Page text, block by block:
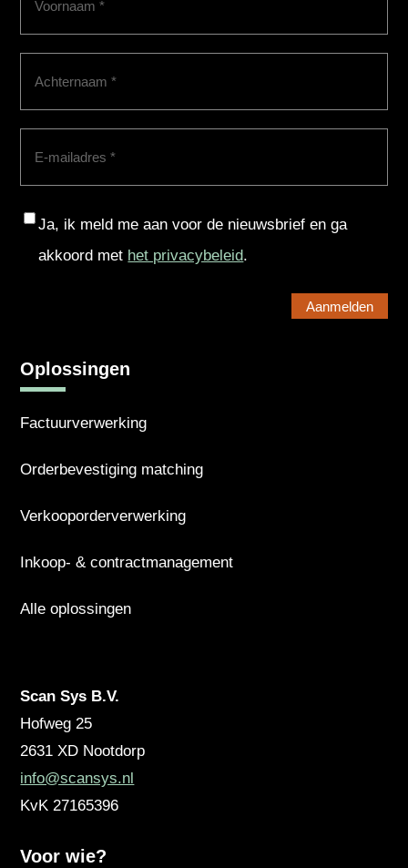
Consent
Ja, ik meld me aan voor de nieuwsbrief en ga
akkoord met het privacybeleid.
Oplossingen
Factuurverwerking
Orderbevestiging matching
Verkooporderverwerking
Inkoop- & contractmanagement
Alle oplossingen
Scan Sys B.V.
Hofweg 25
2631 XD Nootdorp
info@scansys.nl
KvK27165396
Voor wie?